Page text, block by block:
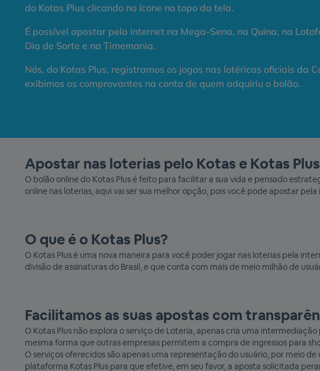
do Kotas Plus clicando no ícone no topo da tela.
É possível apostar pela internet na Mega-Sena, na Quina, na
Dia de Sorte e na Timemania.
Nós, do Kotas Plus, registramos os jogos nas lotéricas oficiais da
exibimos os comprovantes na conta de quem adquiriu o bolão.
Apostar nas loterias pelo Kotas e Kotas
O bolão online do Kotas Plus é feito para facilitar a sua vida e pensado
online nas loterias, aqui vai ser sua melhor opção, pois você pode apostar
O que é o Kotas Plus?
O Kotas Plus é uma nova maneira para você poder jogar nas loterias pela
divisão de assinaturas do Brasil, e que conta com mais de meio milhão de
Facilitamos as suas apostas com
O Kotas Plus não explora o serviço de Loteria, apenas cria uma
mesma forma que outras empresas permitem a compra de ingressos para
O serviços oferecidos são apenas uma representação do usuário, por meio
plataforma Kotas Plus para que efetive, em seu favor, a aposta solicitada